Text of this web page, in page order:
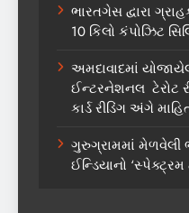
ભારતગેસ દ્વારા
10 કિલો કંપોઝિટ
અમદાવાદમાં
ઈન્ટરનેશનલ ટેરોટ
કાર્ડ રીડિંગ અંગે
ગુરુગ્રામમાં મેળવેલી
ઈન્ડિયાનો